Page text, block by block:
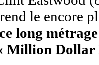
le encore
long
Million Dollar